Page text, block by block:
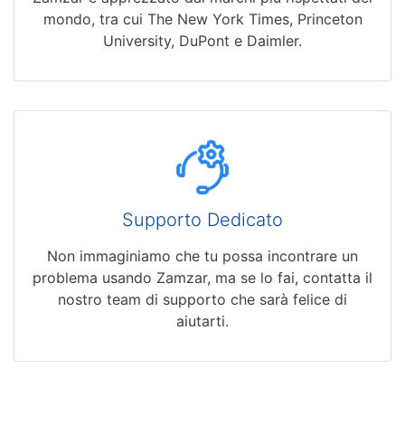
mondo, tra cui The New York Times, Princeton
University, DuPont e Daimler.
Supporto Dedicato
Non immaginiamo che tu possa incontrare un
problema usando Zamzar, ma se lo fai, contatta il
nostro team di supporto che sarà felice di
aiutarti.